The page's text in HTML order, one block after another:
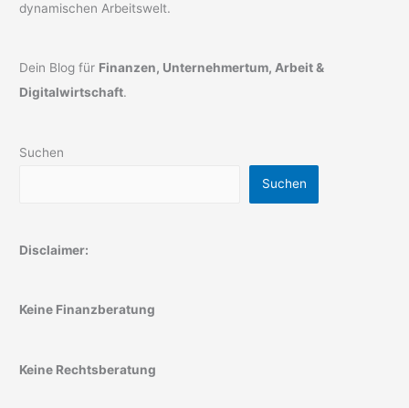
dynamischen Arbeitswelt.
Dein Blog für Finanzen, Unternehmertum, Arbeit &
Digitalwirtschaft.
Suchen
Suchen
Disclaimer:
Keine Finanzberatung
Keine Rechtsberatung